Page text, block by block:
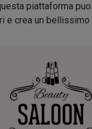
piattaforma
crea un